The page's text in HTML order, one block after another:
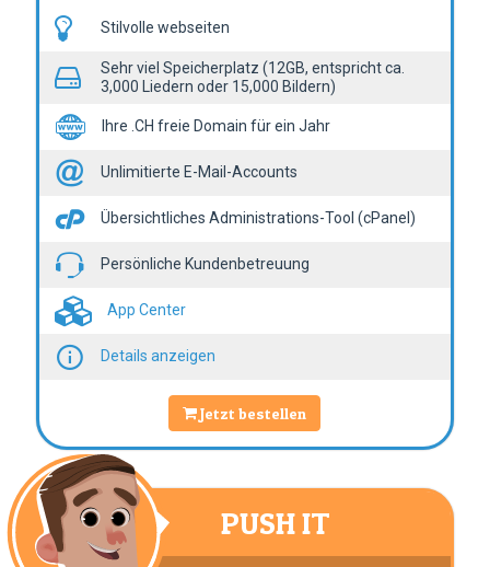
Stilvolle webseiten
Sehr viel Speicherplatz (12GB, entspricht ca.
3,000 Liedern oder 15,000 Bildern)
Ihre .CH freie Domain für ein Jahr
Unlimitierte E-Mail-Accounts
Übersichtliches Administrations-Tool (cPanel)
Persönliche Kundenbetreuung
App Center
Details anzeigen
Jetzt bestellen
PUSH IT